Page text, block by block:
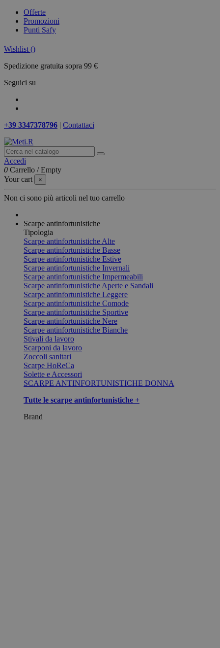
Offerte
Promozioni
Punti Safy
Wishlist ()
Spedizione gratuita sopra 99 €
Seguici su
+39 3347378796 | Contattaci
Accedi
0 Carrello /Empty
Your cart
×
Non ci sono più articoli nel tuo carrello
Scarpe antinfortunistiche
Tipologia
Scarpe antinfortunistiche Alte
Scarpe antinfortunistiche Basse
Scarpe antinfortunistiche Estive
Scarpe antinfortunistiche Invernali
Scarpe antinfortunistiche Impermeabili
Scarpe antinfortunistiche Aperte e Sandali
Scarpe antinfortunistiche Leggere
Scarpe antinfortunistiche Comode
Scarpe antinfortunistiche Sportive
Scarpe antinfortunistiche Nere
Scarpe antinfortunistiche Bianche
Stivali da lavoro
Scarponi da lavoro
Zoccoli sanitari
Scarpe HoReCa
Solette e Accessori
SCARPE ANTINFORTUNISTICHE DONNA
Tutte le scarpe antinfortunistiche +
Brand